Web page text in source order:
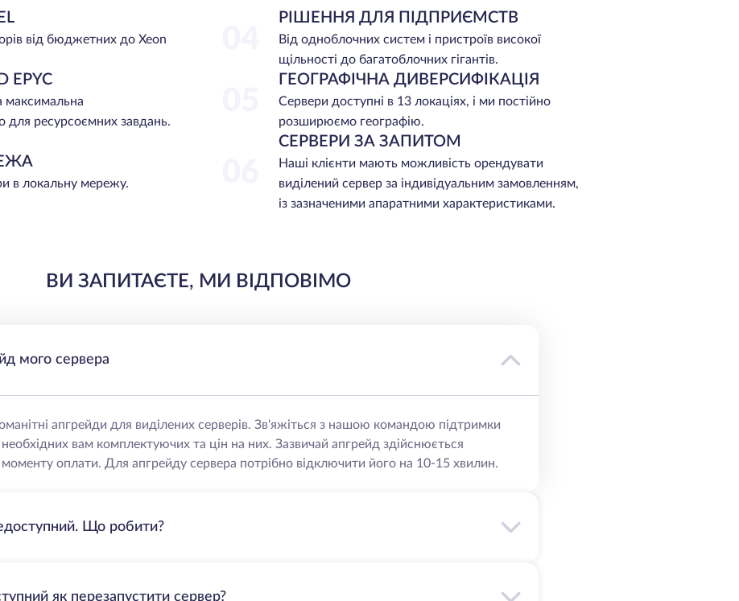
від бюджетних до Xeon
РІШЕННЯ ДЛЯ ПІДПРИЄМСТВ
Від одноблочних систем і пристроїв високої
щільності до багатоблочних гігантів.
EPYC
максимальна
для ресурсоємних завдань.
ГЕОГРАФІЧНА ДИВЕРСИФІКАЦІЯ
Сервери доступні в 13 локаціях, і ми постійно
розширюємо географію.
в локальну мережу.
СЕРВЕРИ ЗА ЗАПИТОМ
Наші клієнти мають можливість орендувати
виділений сервер за індивідуальним замовленням,
із зазначеними апаратними характеристиками.
ВИ ЗАПИТАЄТЕ, МИ ВІДПОВІМО
мого сервера
апгрейди для виділених серверів. Зв'яжіться з нашою командою підтримки
необхідних вам комплектуючих та цін на них. Зазвичай апгрейд здійснюється
оплати. Для апгрейду сервера потрібно відключити його на 10-15 хвилин.
Що робити?
як перезапустити сервер?